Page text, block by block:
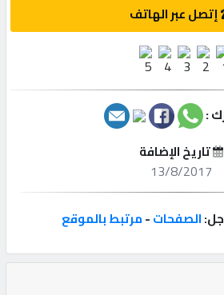
إتصل عبر الهاتف
:
تاريخ الإضافة
13/8/2017
الصفحات-مرتبط بالموقع